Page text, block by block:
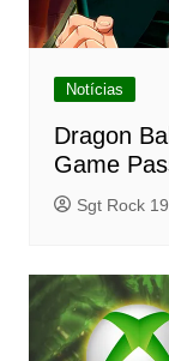
Notícias
Dragon
Game
Sgt Rock